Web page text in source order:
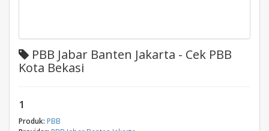
PBB Jabar Banten Jakarta - Cek PBB
Kota Bekasi
1
Produk: PBB